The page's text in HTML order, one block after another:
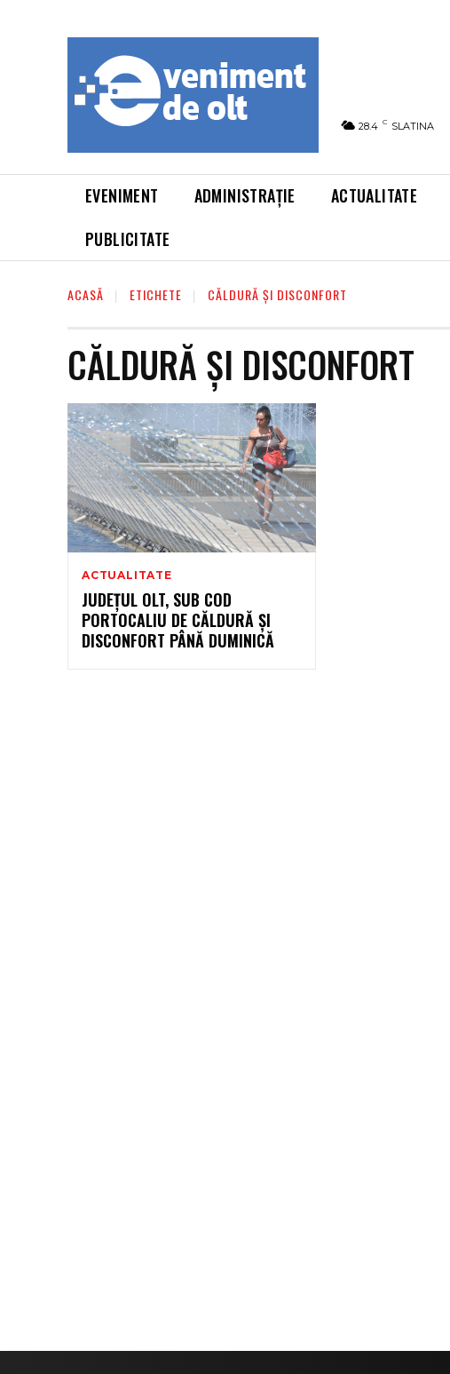
28.4 C SLATINA
EVENIMENT ADMINISTRAȚIE ACTUALITATE
PUBLICITATE
ACASĂ ETICHETE CĂLDURĂ ȘI DISCONFORT
CĂLDURĂ ȘI DISCONFORT
ACTUALITATE
JUDEȚUL OLT, SUB COD
PORTOCALIU DE CĂLDURĂ ȘI
DISCONFORT PÂNĂ DUMINICĂ